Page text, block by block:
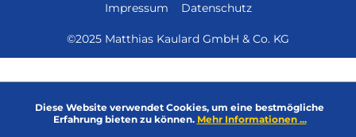
Impressum Datenschutz
©2025 Matthias Kaulard GmbH & Co. KG
Diese Website verwendet Cookies, um eine bestmögliche
Erfahrung bieten zu können. Mehr Informationen ...